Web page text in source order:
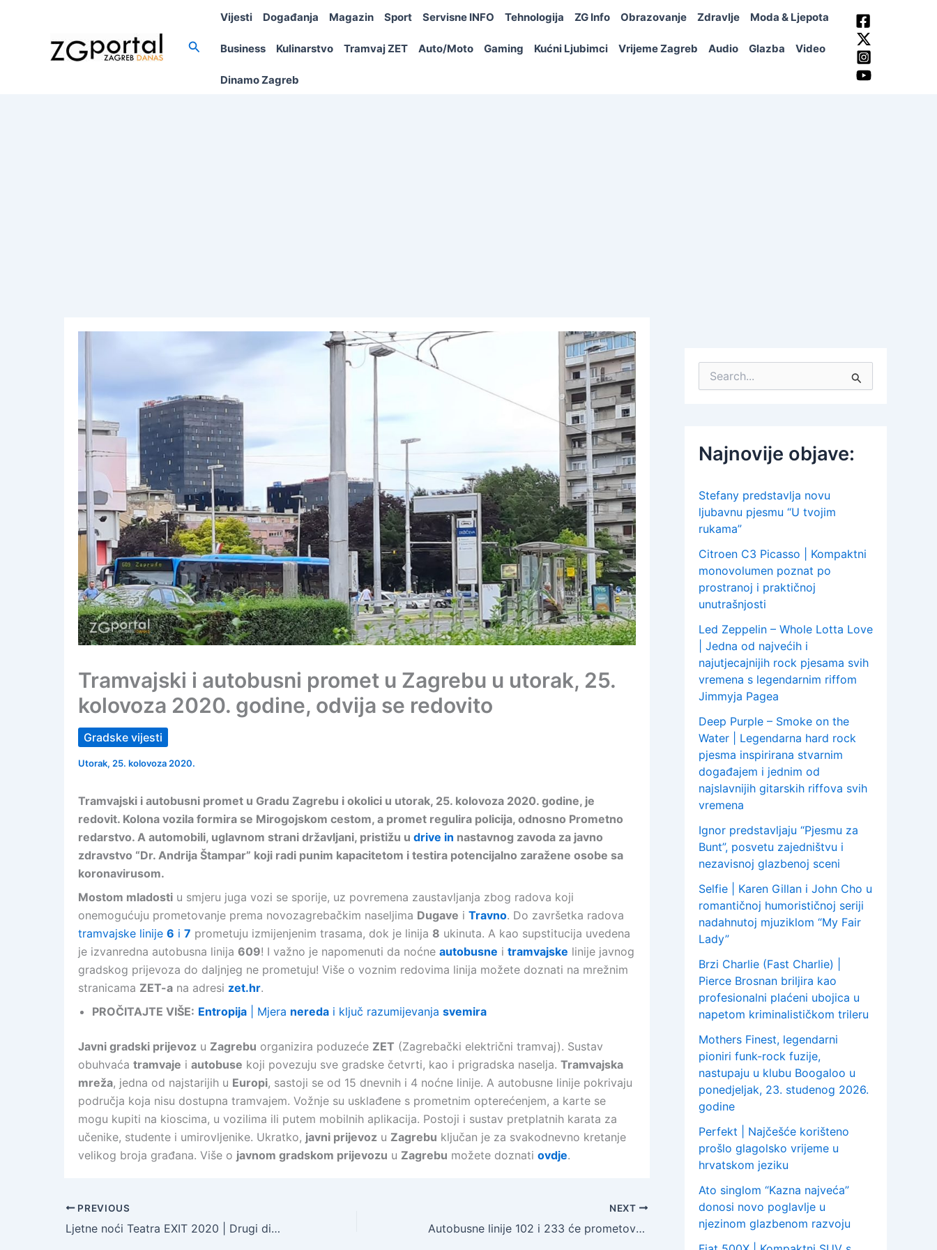
Search
Vijesti Događanja Magazin Sport Servisne INFO Tehnologija ZG Info Obrazovanje Zdravlje Moda & Ljepota
Business Kulinarstvo Tramvaj ZET Auto/Moto Gaming Kućni Ljubimci Vrijeme Zagreb Audio Glazba Video
Dinamo Zagreb
Tramvajski i autobusni promet u Zagrebu u utorak, 25.
kolovoza 2020. godine, odvija se redovito
Gradske vijesti
Utorak, 25. kolovoza 2020.
Tramvajski i autobusni promet u Gradu Zagrebu i okolici u utorak, 25. kolovoza 2020. godine, je
redovit. Kolona vozila formira se Mirogojskom cestom, a promet regulira policija, odnosno Prometno
redarstvo. A automobili, uglavnom strani državljani, pristižu u drive in nastavnog zavoda za javno
zdravstvo “Dr. Andrija Štampar” koji radi punim kapacitetom i testira potencijalno zaražene osobe sa
koronavirusom.
Mostom mladosti u smjeru juga vozi se sporije, uz povremena zaustavljanja zbog radova koji
onemogućuju prometovanje prema novozagrebačkim naseljima Dugave i Travno. Do završetka radova
tramvajske linije 6 i 7 prometuju izmijenjenim trasama, dok je linija 8 ukinuta. A kao supstitucija uvedena
je izvanredna autobusna linija 609! I važno je napomenuti da noćne autobusne i tramvajske linije javnog
gradskog prijevoza do daljnjeg ne prometuju! Više o voznim redovima linija možete doznati na mrežnim
stranicama ZET-a na adresi zet.hr.
PROČITAJTE VIŠE: Entropija | Mjera nereda i ključ razumijevanja svemira
Javni gradski prijevoz u Zagrebu organizira poduzeće ZET (Zagrebački električni tramvaj). Sustav
obuhvaća tramvaje i autobuse koji povezuju sve gradske četvrti, kao i prigradska naselja. Tramvajska
mreža, jedna od najstarijih u Europi, sastoji se od 15 dnevnih i 4 noćne linije. A autobusne linije pokrivaju
područja koja nisu dostupna tramvajem. Vožnje su usklađene s prometnim opterećenjem, a karte se
mogu kupiti na kioscima, u vozilima ili putem mobilnih aplikacija. Postoji i sustav pretplatnih karata za
učenike, studente i umirovljenike. Ukratko, javni prijevoz u Zagrebu ključan je za svakodnevno kretanje
velikog broja građana. Više o javnom gradskom prijevozu u Zagrebu možete doznati ovdje.
PREVIOUS
Ljetne noći Teatra EXIT 2020 | Drugi dio XI. po redu kazališnog festivala održava se na tri lokacije od 25. kolovoza do 6. rujna
NEXT
Autobusne linije 102 i 233 će prometovati obilazno zbog radova na raskrižju Gračanske i Ksaverske od 26. do 30. kolovoza 2020. godine
:
Najnovije objave:
Stefany predstavlja novu
ljubavnu pjesmu “U tvojim
rukama”
Citroen C3 Picasso | Kompaktni
monovolumen poznat po
prostranoj i praktičnoj
unutrašnjosti
Led Zeppelin – Whole Lotta Love
| Jedna od najvećih i
najutjecajnijih rock pjesama svih
vremena s legendarnim riffom
Jimmyja Pagea
Deep Purple – Smoke on the
Water | Legendarna hard rock
pjesma inspirirana stvarnim
događajem i jednim od
najslavnijih gitarskih riffova svih
vremena
Ignor predstavljaju “Pjesmu za
Bunt”, posvetu zajedništvu i
nezavisnoj glazbenoj sceni
Selfie | Karen Gillan i John Cho u
romantičnoj humorističnoj seriji
nadahnutoj mjuziklom “My Fair
Lady”
Brzi Charlie (Fast Charlie) |
Pierce Brosnan briljira kao
profesionalni plaćeni ubojica u
napetom kriminalističkom trileru
Mothers Finest, legendarni
pioniri funk-rock fuzije,
nastupaju u klubu Boogaloo u
ponedjeljak, 23. studenog 2026.
godine
Perfekt | Najčešće korišteno
prošlo glagolsko vrijeme u
hrvatskom jeziku
Ato singlom “Kazna najveća”
donosi novo poglavlje u
njezinom glazbenom razvoju